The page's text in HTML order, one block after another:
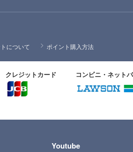
について ポイント購入方法
クレジットカード コンビニ・ネット
Youtube